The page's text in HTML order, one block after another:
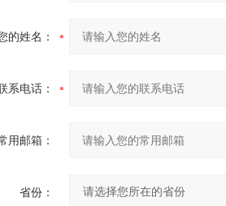
的姓名：
系电话：
用邮箱：
省份：